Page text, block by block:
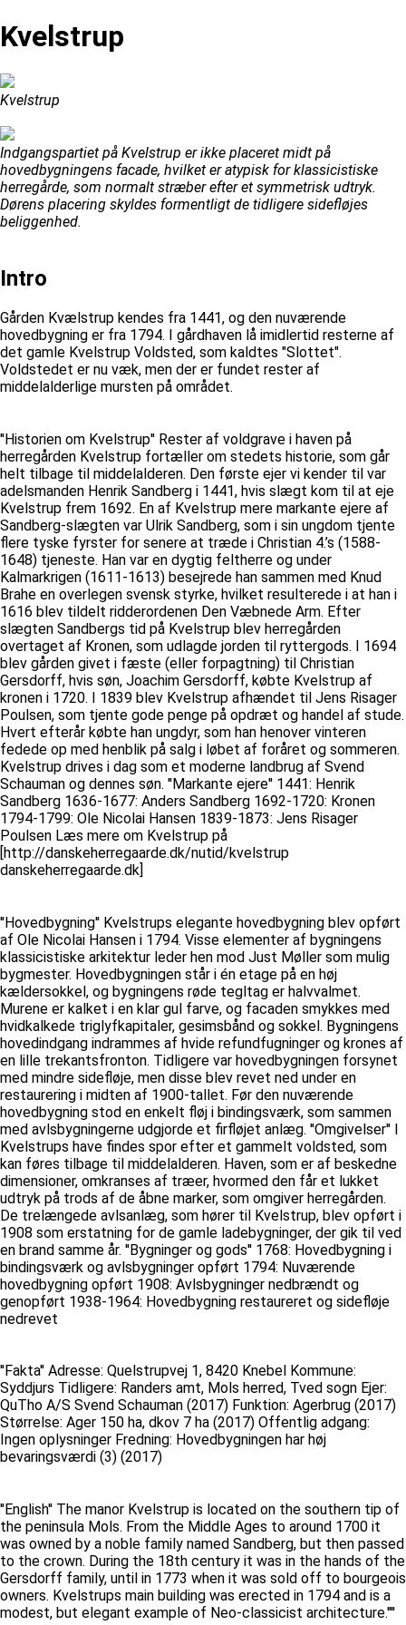
Kvelstrup
Kvelstrup
Indgangspartiet på Kvelstrup er ikke placeret midt på
hovedbygningens facade, hvilket er atypisk for klassicistiske
herregårde, som normalt stræber efter et symmetrisk udtryk.
Dørens placering skyldes formentligt de tidligere sidefløjes
beliggenhed.
Intro
Gården Kvælstrup kendes fra 1441, og den nuværende
hovedbygning er fra 1794. I gårdhaven lå imidlertid resterne af
det gamle Kvelstrup Voldsted, som kaldtes "Slottet".
Voldstedet er nu væk, men der er fundet rester af
middelalderlige mursten på området.
''Historien om Kvelstrup'' Rester af voldgrave i haven på
herregården Kvelstrup fortæller om stedets historie, som går
helt tilbage til middelalderen. Den første ejer vi kender til var
adelsmanden Henrik Sandberg i 1441, hvis slægt kom til at eje
Kvelstrup frem 1692. En af Kvelstrup mere markante ejere af
Sandberg-slægten var Ulrik Sandberg, som i sin ungdom tjente
flere tyske fyrster for senere at træde i Christian 4.’s (1588-
1648) tjeneste. Han var en dygtig feltherre og under
Kalmarkrigen (1611-1613) besejrede han sammen med Knud
Brahe en overlegen svensk styrke, hvilket resulterede i at han i
1616 blev tildelt ridderordenen Den Væbnede Arm. Efter
slægten Sandbergs tid på Kvelstrup blev herregården
overtaget af Kronen, som udlagde jorden til ryttergods. I 1694
blev gården givet i fæste (eller forpagtning) til Christian
Gersdorff, hvis søn, Joachim Gersdorff, købte Kvelstrup af
kronen i 1720. I 1839 blev Kvelstrup afhændet til Jens Risager
Poulsen, som tjente gode penge på opdræt og handel af stude.
Hvert efterår købte han ungdyr, som han henover vinteren
fedede op med henblik på salg i løbet af foråret og sommeren.
Kvelstrup drives i dag som et moderne landbrug af Svend
Schauman og dennes søn. ''Markante ejere'' 1441: Henrik
Sandberg 1636-1677: Anders Sandberg 1692-1720: Kronen
1794-1799: Ole Nicolai Hansen 1839-1873: Jens Risager
Poulsen Læs mere om Kvelstrup på
[http://danskeherregaarde.dk/nutid/kvelstrup
danskeherregaarde.dk]
''Hovedbygning'' Kvelstrups elegante hovedbygning blev opført
af Ole Nicolai Hansen i 1794. Visse elementer af bygningens
klassicistiske arkitektur leder hen mod Just Møller som mulig
bygmester. Hovedbygningen står i én etage på en høj
kældersokkel, og bygningens røde tegltag er halvvalmet.
Murene er kalket i en klar gul farve, og facaden smykkes med
hvidkalkede triglyfkapitaler, gesimsbånd og sokkel. Bygningens
hovedindgang indrammes af hvide refundfugninger og krones af
en lille trekantsfronton. Tidligere var hovedbygningen forsynet
med mindre sidefløje, men disse blev revet ned under en
restaurering i midten af 1900-tallet. Før den nuværende
hovedbygning stod en enkelt fløj i bindingsværk, som sammen
med avlsbygningerne udgjorde et firfløjet anlæg. ''Omgivelser'' I
Kvelstrups have findes spor efter et gammelt voldsted, som
kan føres tilbage til middelalderen. Haven, som er af beskedne
dimensioner, omkranses af træer, hvormed den får et lukket
udtryk på trods af de åbne marker, som omgiver herregården.
De trelængede avlsanlæg, som hører til Kvelstrup, blev opført i
1908 som erstatning for de gamle ladebygninger, der gik til ved
en brand samme år. ''Bygninger og gods'' 1768: Hovedbygning i
bindingsværk og avlsbygninger opført 1794: Nuværende
hovedbygning opført 1908: Avlsbygninger nedbrændt og
genopført 1938-1964: Hovedbygning restaureret og sidefløje
nedrevet
''Fakta'' Adresse: Quelstrupvej 1, 8420 Knebel Kommune:
Syddjurs Tidligere: Randers amt, Mols herred, Tved sogn Ejer:
QuTho A/S Svend Schauman (2017) Funktion: Agerbrug (2017)
Størrelse: Ager 150 ha, dkov 7 ha (2017) Offentlig adgang:
Ingen oplysninger Fredning: Hovedbygningen har høj
bevaringsværdi (3) (2017)
''English'' The manor Kvelstrup is located on the southern tip of
the peninsula Mols. From the Middle Ages to around 1700 it
was owned by a noble family named Sandberg, but then passed
to the crown. During the 18th century it was in the hands of the
Gersdorff family, until in 1773 when it was sold off to bourgeois
owners. Kvelstrups main building was erected in 1794 and is a
modest, but elegant example of Neo-classicist architecture.''''